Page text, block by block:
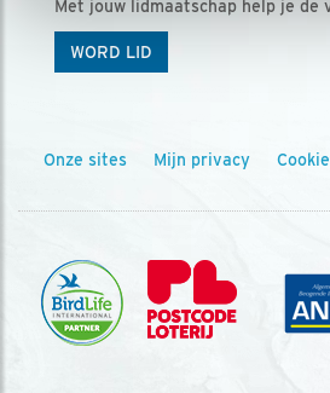
Met jouw lidmaatschap help je de
WORD LID
Onze sites Mijn privacy